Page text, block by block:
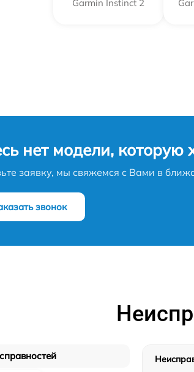
Garmin Instinct 2
нет модели, которую
заявку, мы свяжемся с Вами в
звонок